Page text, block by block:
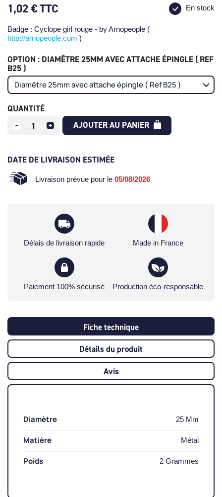
1,02 €TTC En stock
Badge : Cyclope girl rouge - by Arnopeople (
http://arnopeople.com )
OPTION : DIAMÊTRE 25MM AVEC ATTACHE ÉPINGLE ( REF
B25 )
QUANTITÉ
AJOUTER AU PANIER
DATE DE LIVRAISON ESTIMÉE
Livraison prévue pour le 05/08/2026
Délais de livraison rapide Made in France
Paiement 100% sécurisé Production éco-responsable
Fiche technique
Détails du produit
Avis
Diamètre 25 Mm
Matière Métal
Poids 2 Grammes